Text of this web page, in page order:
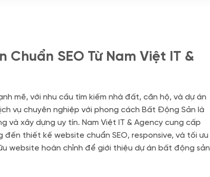
SEO Từ Nam Việt IT &
mẽ, với nhu cầu tìm kiếm nhà đất, căn hộ, và dự án
vụ chuyên nghiệp với phong cách Bất Động Sản là
xây dựng uy tín. Nam Việt IT & Agency cung cấp
đến thiết kế website chuẩn SEO, responsive, và tối ưu
website hoàn chỉnh để giới thiệu dự án bất động sản